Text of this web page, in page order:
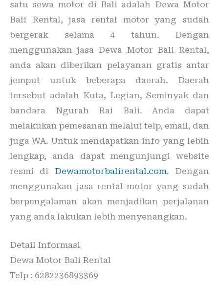
satu sewa motor di Bali adalah Dewa Motor
Bali Rental, jasa rental motor yang sudah
bergerak selama 4 tahun. Dengan
menggunakan jasa Dewa Motor Bali Rental,
anda akan diberikan pelayanan gratis antar
jemput untuk beberapa daerah. Daerah
tersebut adalah Kuta, Legian, Seminyak dan
bandara Ngurah Rai Bali. Anda dapat
melakukan pemesanan melalui telp, email, dan
juga WA. Untuk mendapatkan info yang lebih
lengkap, anda dapat mengunjungi website
resmi di Dewamotorbalirental.com. Dengan
menggunakan jasa rental motor yang sudah
berpengalaman akan menjadikan perjalanan
yang anda lakukan lebih menyenangkan.
Detail Informasi
Dewa Motor Bali Rental
Telp : 6282236893369